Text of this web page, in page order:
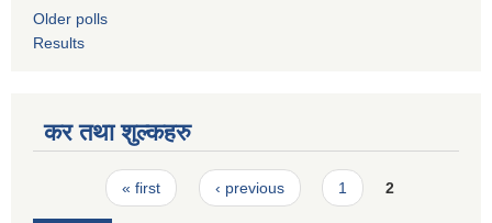
Older polls
Results
कर तथा शुल्कहरु
Pages« first ‹ previous 1 2